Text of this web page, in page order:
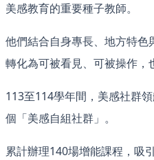
美感教育的重要種子教師。
他們結合自身專長、地方特
轉化為可被看見、可被操作，
113至114學年間，美感社群
個「美感自組社群」。
累計辦理140場增能課程，吸